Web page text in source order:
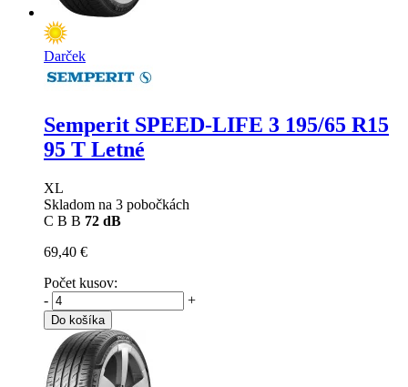
Darček
Semperit SPEED-LIFE 3 195/65 R15
95 T Letné
XL
Skladom na 3 pobočkách
C B B 72 dB
69,40 €
Počet kusov:
-
+
Do košíka